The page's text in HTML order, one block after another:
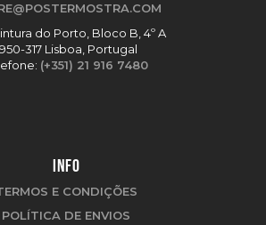
do Porto, Bloco B, 4º A
317 Lisboa, Portugal
(+351) 21 916 7480
INFO
E CONDIÇÕES
POLÍTICA DE ENVIOS